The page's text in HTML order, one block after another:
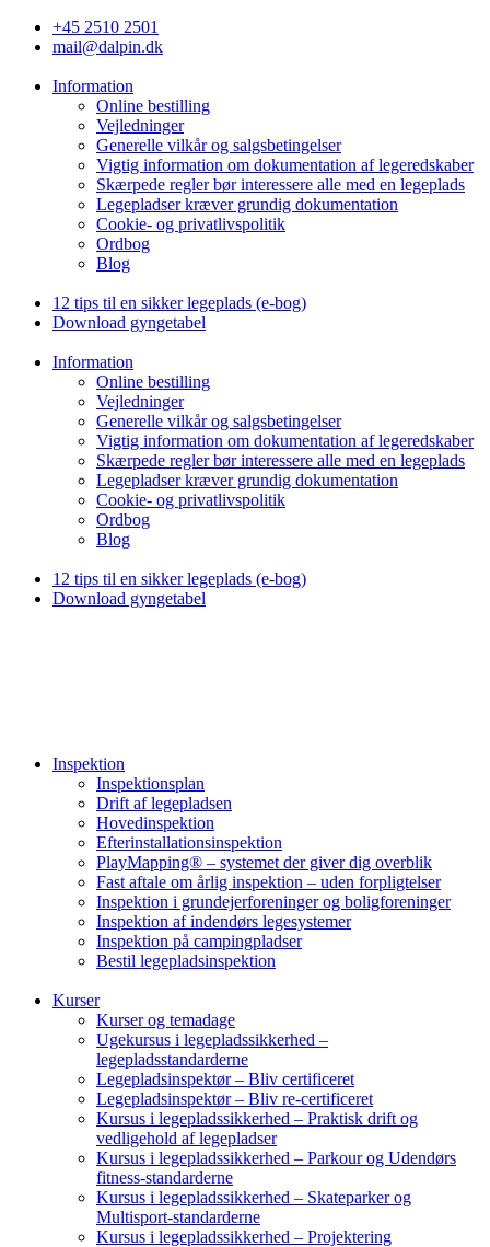
Videre+45 2510 2501
mail@dalpin.dk
Information
Online bestilling
Vejledninger
Generelle vilkår og salgsbetingelser
Vigtig information om dokumentation af legeredskaber
Skærpede regler bør interessere alle med en legeplads
Legepladser kræver grundig dokumentation
Cookie- og privatlivspolitik
Ordbog
Blog
12 tips til en sikker legeplads (e-bog)
Download gyngetabel
Information
Online bestilling
Vejledninger
Generelle vilkår og salgsbetingelser
Vigtig information om dokumentation af legeredskaber
Skærpede regler bør interessere alle med en legeplads
Legepladser kræver grundig dokumentation
Cookie- og privatlivspolitik
Ordbog
Blog
12 tips til en sikker legeplads (e-bog)
Download gyngetabel
Inspektion
Inspektionsplan
Drift af legepladsen
Hovedinspektion
Efterinstallationsinspektion
PlayMapping® – systemet der giver dig overblik
Fast aftale om årlig inspektion – uden forpligtelser
Inspektion i grundejerforeninger og boligforeninger
Inspektion af indendørs legesystemer
Inspektion på campingpladser
Bestil legepladsinspektion
Kurser
Kurser og temadage
Ugekursus i legepladssikkerhed –
legepladsstandarderne
Legepladsinspektør – Bliv certificeret
Legepladsinspektør – Bliv re-certificeret
Kursus i legepladssikkerhed – Praktisk drift og
vedligehold af legepladser
Kursus i legepladssikkerhed – Parkour og Udendørs
fitness-standarderne
Kursus i legepladssikkerhed – Skateparker og
Multisport-standarderne
Kursus i legepladssikkerhed – Projektering